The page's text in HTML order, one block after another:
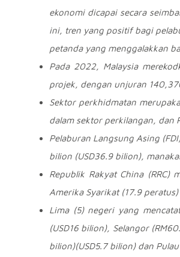
ekonomi dicapai secara
ini, tren yang positif bagi
petanda yang menggalakkan
Pada 2022, Malaysia
projek, dengan unjuran
Sektor perkhidmatan
dalam sektor perkilangan, dan
Pelaburan Langsung Asing
bilion (USD36.9bilion),
Republik Rakyat China (RRC)
Amerika Syarikat (17.9peratus)
Lima (5) negeri yang
(USD16bilion), Selangor (
bilion)(USD5.7bilion) dan